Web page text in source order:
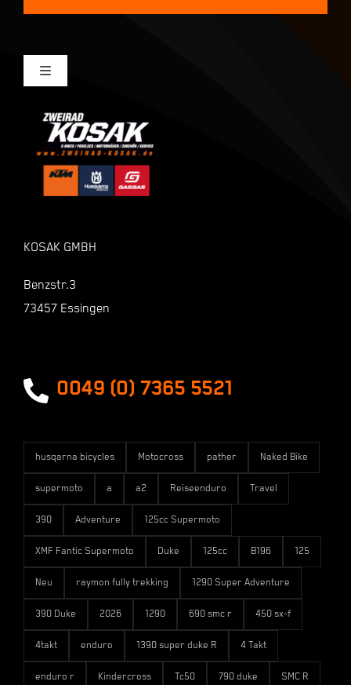
KOSAK GMBH
Benzstr.3
73457 Essingen
0049 (0) 7365 5521
Toggle
Mein Konto
Kasse
husqarna bicycles Motocross pather Naked Bike
supermoto a a2 Reiseenduro Travel
390 Adventure 125cc Supermoto
XMF Fantic Supermoto Duke 125cc B196 125
Neu raymon fully trekking 1290 Super Adventure
390 Duke 2026 1290 690 smc r 450 sx-f
4takt enduro 1390 super duke R 4 Takt
enduro r Kindercross Tc50 790 duke SMC R